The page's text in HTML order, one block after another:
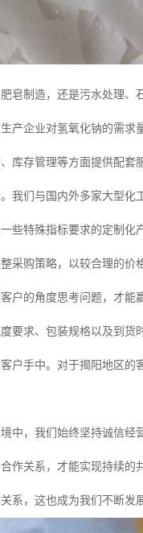
皂制造，还是污水处理
产企业对氢氧化钠的需
库存管理等方面提供配套
我们与国内外多家大型
些特殊指标要求的定制化
采购策略，以较合理的价
户的角度思考问题，才
要求、包装规格以及到
户手中。对于揭阳地区
中，我们始终坚持诚信经
作关系，才能实现持续
系，这也成为我们不断发